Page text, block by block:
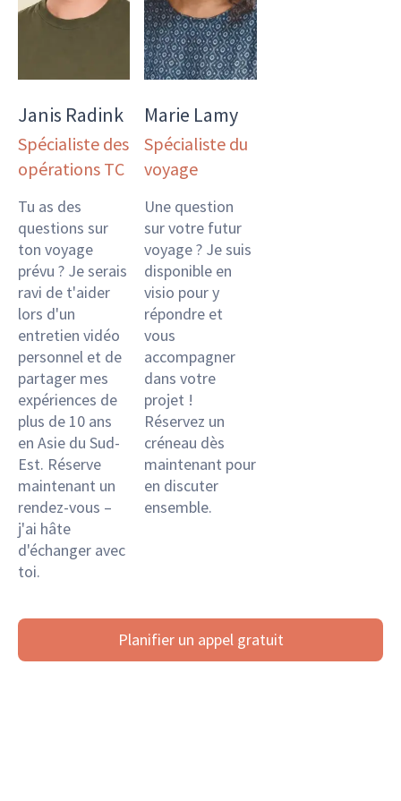
Janis Radink
Spécialiste des
opérations TC
Tu as des
questions sur
ton voyage
prévu ? Je serais
ravi de t'aider
lors d'un
entretien vidéo
personnel et de
partager mes
expériences de
plus de 10 ans
en Asie du Sud-
Est. Réserve
maintenant un
rendez-vous –
j'ai hâte
d'échanger avec
toi.
Marie Lamy
Spécialiste du
voyage
Une question
sur votre futur
voyage ? Je suis
disponible en
visio pour y
répondre et
vous
accompagner
dans votre
projet !
Réservez un
créneau dès
maintenant pour
en discuter
ensemble.
Planifier un appel gratuit